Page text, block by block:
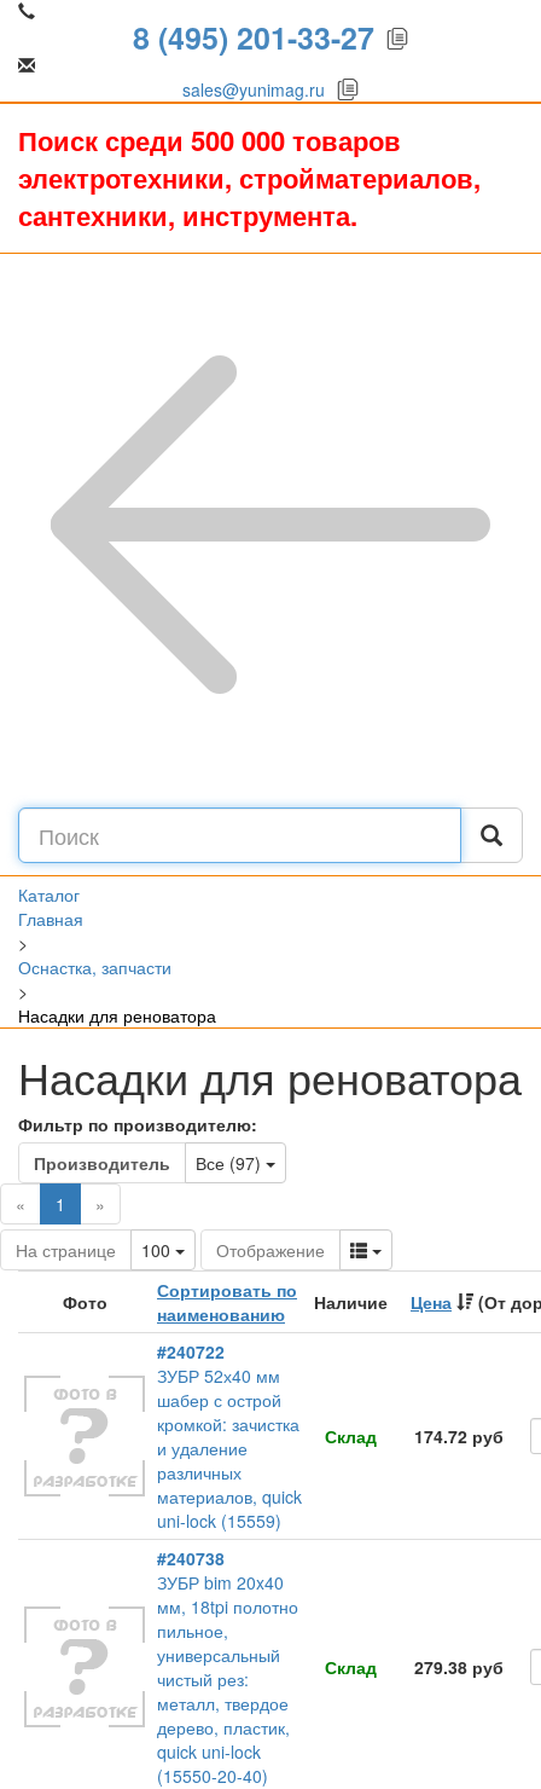
8 (495) 201-33-27
sales@yunimag.ru
Поиск среди 500 000 товаров
электротехники, стройматериалов,
сантехники, инструмента.
Каталог
Главная
>
Оснастка, запчасти
>
Насадки для реноватора
Насадки для реноватора
Фильтр по производителю:
Производитель
Все (97) Toggle Dropdown
«
1 (current)
»
На странице
100 Toggle Dropdown
Отображение Toggle Dropdown
Фото
Сортировать по
наименованию
Наличие Цена (От
#240722
ЗУБР 52х40 мм
шабер с острой
кромкой: зачистка
и удаление
различных
материалов, quick
uni-lock (15559)
Склад 174.72 руб
#240738
ЗУБР bim 20x40
мм, 18tpi полотно
пильное,
универсальный
чистый рез:
металл, твердое
дерево, пластик,
quick uni-lock
(15550-20-40)
Склад 279.38 руб